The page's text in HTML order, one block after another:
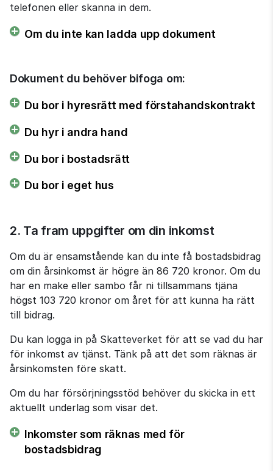
telefonen eller skanna in dem.
Om du inte kan ladda upp dokument
Dokument du behöver bifoga om:
Du bor i hyresrätt med förstahandskontrakt
Du hyr i andra hand
Du bor i bostadsrätt
Du bor i eget hus
2. Ta fram uppgifter om din inkomst
Om du är ensamstående kan du inte få bostadsbidrag
om din årsinkomst är högre än 86 720 kronor. Om du
har en make eller sambo får ni tillsammans tjäna
högst 103 720 kronor om året för att kunna ha rätt
till bidrag.
Du kan logga in på Skatteverket för att se vad du har
för inkomst av tjänst. Tänk på att det som räknas är
årsinkomsten före skatt.
Om du har försörjningsstöd behöver du skicka in ett
aktuellt underlag som visar det.
Inkomster som räknas med för
bostadsbidrag